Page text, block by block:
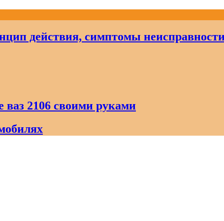
действия, симптомы
ваз 2106 своими руками